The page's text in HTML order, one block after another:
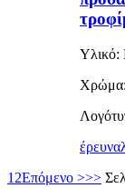
Υλικό:
έρευνα
1 2Επόμενο >>>